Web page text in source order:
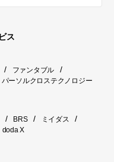
ス
/ ファンタブル /
パーソルクロステクノロジー
/ BRS / ミイダス /
doda X